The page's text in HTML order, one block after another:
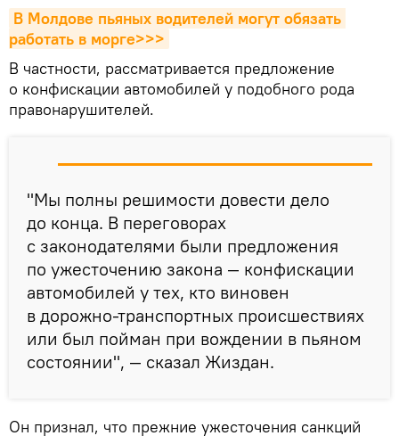
В Молдове пьяных водителей могут обязать
работать в морге>>>
В частности, рассматривается предложение
о конфискации автомобилей у подобного рода
правонарушителей.
"Мы полны решимости довести дело
до конца. В переговорах
с законодателями были предложения
по ужесточению закона — конфискации
автомобилей у тех, кто виновен
в дорожно-транспортных происшествиях
или был пойман при вождении в пьяном
состоянии", — сказал Жиздан.
Он признал, что прежние ужесточения санкций